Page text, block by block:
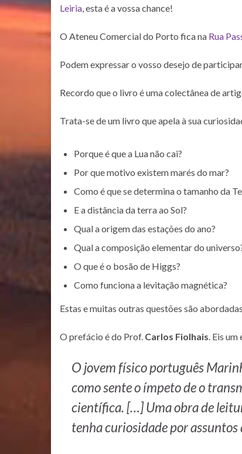
Leiria, esta é a vossa chance!
O Ateneu Comercial do Porto fica na Rua
Podem expressar o vosso desejo de
Recordo que o livro é uma colectânea de
Trata-se de um livro que apela à sua
Porque é que a Lua não cai?
Por que motivo existem marés do mar?
Como é que se determina o tamanho da
E a distância da terra ao Sol?
Qual a origem das estações do ano?
Qual a composição elementar do
O que é o bosão de Higgs?
Como funciona a levitação magnética?
Estas e muitas outras questões são
O prefácio é do Prof. Carlos Fiolhais. Eis
O jovem físico português
como sente o ímpeto de o
científica. […] Uma obra de
tenha curiosidade por assuntos